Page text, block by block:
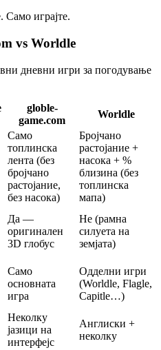
Само играјте.
vs Worldle
дневни игри за погодување
globle-
game.com
Worldle
Само
топлинска
лента (без
бројчано
растојание,
без насока)
Бројчано
растојание +
насока + %
близина (без
топлинска
мапа)
Да —
оригинален
3D глобус
Не (рамна
силуета на
земјата)
Само
основната
игра
Одделни игри
(Worldle, Flagle,
Capitle…)
Неколку
јазици на
интерфејс
Англиски +
неколку